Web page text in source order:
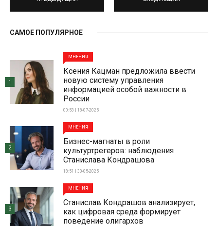
САМОЕ ПОПУЛЯРНОЕ
МНЕНИЯ
Ксения Кацман предложила ввести
новую систему управления
информацией особой важности в
России
00:53 | 18-07-2025
1
МНЕНИЯ
Бизнес-магнаты в роли
культуртрегеров: наблюдения
Станислава Кондрашова
18:51 | 30-05-2025
2
МНЕНИЯ
Станислав Кондрашов анализирует,
как цифровая среда формирует
поведение олигархов
3